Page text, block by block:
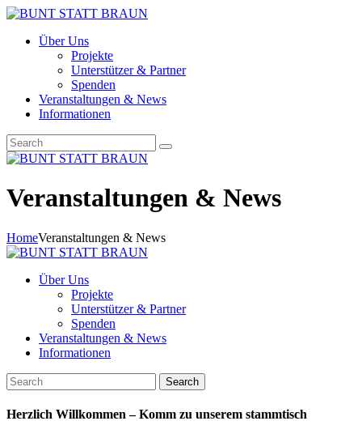
Über Uns
Projekte
Unterstützer & Partner
Spenden
Veranstaltungen & News
Informationen
Veranstaltungen & News
HomeVeranstaltungen & News
Über Uns
Projekte
Unterstützer & Partner
Spenden
Veranstaltungen & News
Informationen
Search
Herzlich Willkommen – Komm zu unserem stammtisch